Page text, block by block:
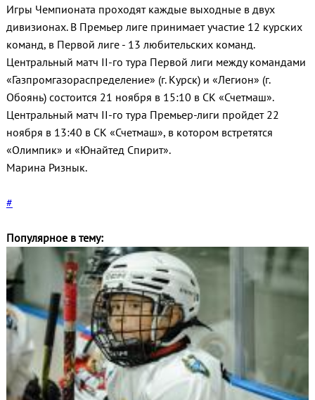
Игры Чемпионата проходят каждые выходные в двух
дивизионах. В Премьер лиге принимает участие 12 курских
команд, в Первой лиге - 13 любительских команд.
Центральный матч II-го тура Первой лиги между командами
«Газпромгазораспределение» (г. Курск) и «Легион» (г.
Обоянь) состоится 21 ноября в 15:10 в СК «Счетмаш».
Центральный матч II-го тура Премьер-лиги пройдет 22
ноября в 13:40 в СК «Счетмаш», в котором встретятся
«Олимпик» и «Юнайтед Спирит».
Марина Ризнык.
#
Популярное в тему: